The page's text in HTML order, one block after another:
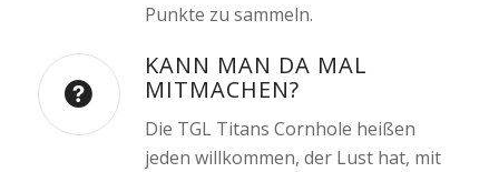
Punkte zu sammeln.
KANN MAN DA MAL
MITMACHEN?
Die TGL Titans Cornhole heißen
jeden willkommen, der Lust hat, mit